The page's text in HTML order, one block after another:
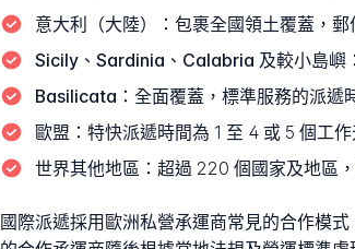
意大利（大陸）： 包裹全國領土覆蓋，
Sicily、Sardinia、Calabria 及較小島嶼：
Basilicata： 全面覆蓋，標準服務的派遞
歐盟： 特快派遞時間為 1 至 4 或 5 個工
世界其他地區： 超過 220 個國家及地區
國際派遞採用歐洲私營承運商常見的合作模